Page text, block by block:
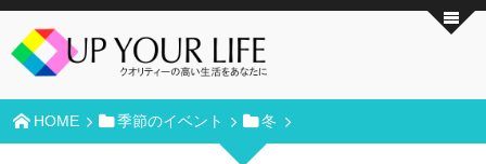
HOME 季節のイベント 冬